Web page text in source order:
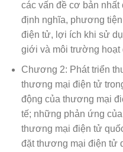
các vấn đề cơ bản
định nghĩa, phương
điện tử, lợi ích khi sử
giới và môi trường
Chương 2: Phát triển
thương mại điện tử
động của thương mại
tế; những phản ứng
thương mại điện tử
đặt thương mại điện tử